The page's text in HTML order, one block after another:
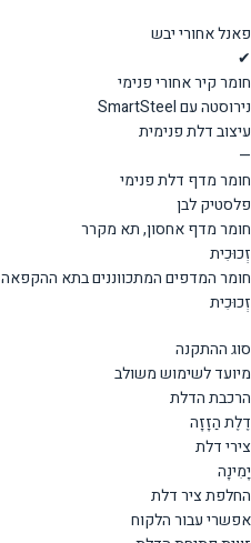
פאנל אחורי יבש
✔
חומר קיר אחורי פנימי
נירוסטה עם SmartSteel
עיצוב דלת פנימית
—
חומר מדף דלת פנימי
פלסטיק לבן
חומר מדף אחסון, תא מקרר
זְכוּכִית
חומר המדפים המתכווננים בתא ההקפאה
זְכוּכִית
סוג ההתקנה
מיועד לשימוש משולב
הרכבת הדלת
דֶלֶת הַזָזָה
צירי דלת
יָמִינָה
החלפת ציר דלת
אפשרי עבור הלקוח